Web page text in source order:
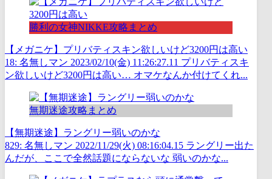
勝利の女神NIKKE攻略まとめ
【メガニケ】プリバティスキン欲しいけど3200円は高い
18: 名無しマン 2023/02/10(金) 11:26:27.11 プリバティスキ
ン欲しいけど3200円は高い… オマケなんか付けてくれ...
無期迷途攻略まとめ
【無期迷途】ラングリー弱いのかな
829: 名無しマン 2022/11/29(火) 08:16:04.15 ラングリー出た
んだが、ここで全然話題にならないな 弱いのかな...